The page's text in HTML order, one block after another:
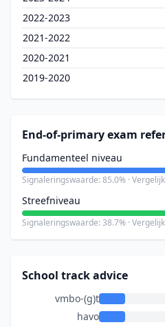
2022-2023
2021-2022
2020-2021
2019-2020
End-of-primary exam
Fundamenteel niveau
Signaleringswaarde: 85.0% ·
Streefniveau
Signaleringswaarde: 38.7% ·
School track advice
vmbo-(g)t
havo